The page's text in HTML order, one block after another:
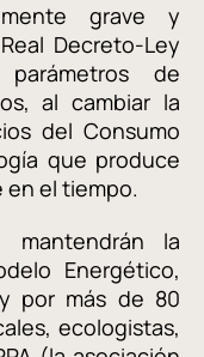
grave y
Decreto-Ley
de
al cambiar la
del Consumo
que produce
el tiempo.
mantendrán la
Energético,
por más de 80
ecologistas,